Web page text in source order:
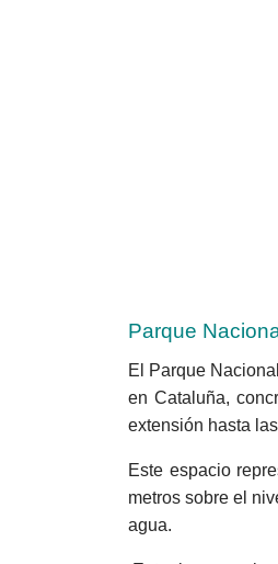
Parque
El Parque
en Cataluña,
extensión hasta las
Este espacio
metros sobre el
agua.